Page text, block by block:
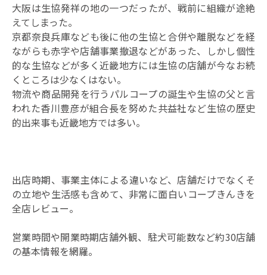
大阪は生協発祥の地の一つだったが、戦前に組織が途絶
えてしまった。
京都奈良兵庫なども後に他の生協と合併や離脱などを経
ながらも赤字や店舗事業撤退などがあった、しかし個性
的な生協などが多く近畿地方には生協の店舗が今なお続
くところは少なくはない。
物流や商品開発を行うパルコープの誕生や生協の父と言
われた香川豊彦が組合長を努めた共益社など生協の歴史
的出来事も近畿地方では多い。
出店時期、事業主体による違いなど、店舗だけでなくそ
の立地や生活感も含めて、非常に面白いコープきんきを
全店レビュー。
営業時間や開業時期店舗外観、駐犬可能数など約30店舗
の基本情報を網羅。